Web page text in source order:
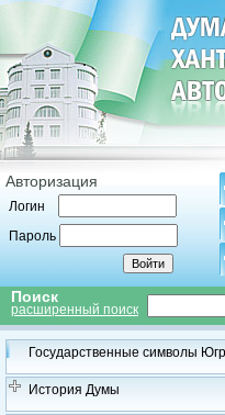
Авторизация
Логин
Пароль
Поиск
расширенный поиск
Государственные символы
История Думы